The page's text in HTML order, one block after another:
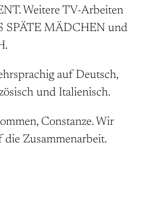
Weitere TV-Arbeiten
SPÄTE MÄDCHEN und
auf Deutsch,
und Italienisch.
Constanze. Wir
die Zusammenarbeit.